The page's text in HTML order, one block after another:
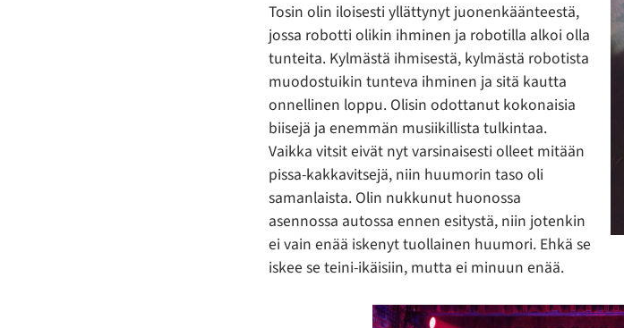
Tosin olin iloisesti yllättynyt juonenkäänteestä,
jossa robotti olikin ihminen ja robotilla alkoi olla
tunteita. Kylmästä ihmisestä, kylmästä robotista
muodostuikin tunteva ihminen ja sitä kautta
onnellinen loppu. Olisin odottanut kokonaisia
biisejä ja enemmän musiikillista tulkintaa.
Vaikka vitsit eivät nyt varsinaisesti olleet mitään
pissa-kakkavitsejä, niin huumorin taso oli
samanlaista. Olin nukkunut huonossa
asennossa autossa ennen esitystä, niin jotenkin
ei vain enää iskenyt tuollainen huumori. Ehkä se
iskee se teini-ikäisiin, mutta ei minuun enää.